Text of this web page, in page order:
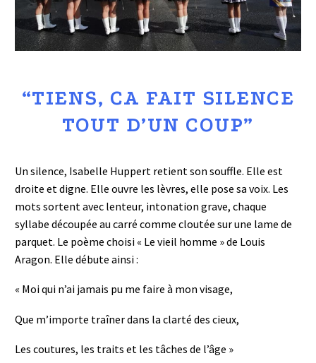
“TIENS, CA FAIT SILENCE
TOUT D’UN COUP”
Un silence, Isabelle Huppert retient son souffle. Elle est
droite et digne. Elle ouvre les lèvres, elle pose sa voix. Les
mots sortent avec lenteur, intonation grave, chaque
syllabe découpée au carré comme cloutée sur une lame de
parquet. Le poème choisi « Le vieil homme » de Louis
Aragon. Elle débute ainsi :
« Moi qui n’ai jamais pu me faire à mon visage,
Que m’importe traîner dans la clarté des cieux,
Les coutures, les traits et les tâches de l’âge »